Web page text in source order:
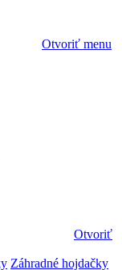
Otvoriť menu
Otvoriť
Záhradné hojdačky